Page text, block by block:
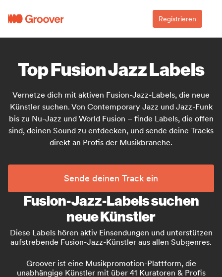
Registrieren
Top Fusion Jazz Labels
Vernetze dich mit aktiven Fusion-Jazz-Labels, die neue
Künstler suchen. Von Contemporary Jazz und Jazz-Funk
bis zu Nu-Jazz und World Fusion – finde Labels, die offen
sind, deinen Sound zu entdecken, und sende deine Tracks
direkt an Profis der Musikbranche.
Sende deinen Track ein
Fusion-Jazz-Labels suchen
neue Künstler
Diese Labels hören aktiv Einsendungen und unterstützen
aufstrebende Fusion-Jazz-Künstler aus allen Subgenres.
Groover ist eine Musikpromotion-Plattform, die
unabhängige Künstler mit über 41 Kuratoren & Profis